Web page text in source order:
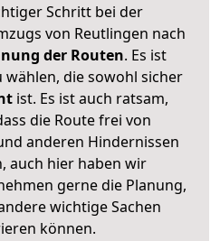
Schritt bei der
von Reutlingen nach
der Routen. Es ist
wählen, die sowohl sicher
ist. Es ist auch ratsam,
die Route frei von
anderen Hindernissen
auch hier haben wir
gerne die Planung,
wichtige Sachen
können.